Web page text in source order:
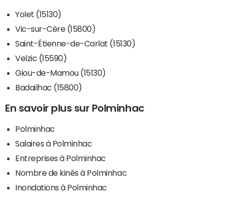
Yolet (15130)
Vic-sur-Cère (15800)
Saint-Étienne-de-Carlat (15130)
Velzic (15590)
Giou-de-Mamou (15130)
Badailhac (15800)
En savoir plus sur Polminhac
Polminhac
Salaires à Polminhac
Entreprises à Polminhac
Nombre de kinés à Polminhac
Inondations à Polminhac